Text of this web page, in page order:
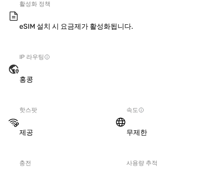
활성화 정책
eSIM 설치 시 요금제가 활성화됩니다.
IP 라우팅
홍콩
핫스팟
제공
속도
무제한
충전 사용량 추적